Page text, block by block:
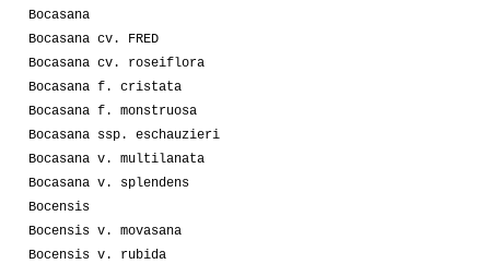
Bocasana
Bocasana cv. FRED
Bocasana cv. roseiflora
Bocasana f. cristata
Bocasana f. monstruosa
Bocasana ssp. eschauzieri
Bocasana v. multilanata
Bocasana v. splendens
Bocensis
Bocensis v. movasana
Bocensis v. rubida